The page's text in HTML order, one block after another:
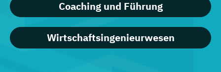
Coaching und Führung
Wirtschaftsingenieurwesen